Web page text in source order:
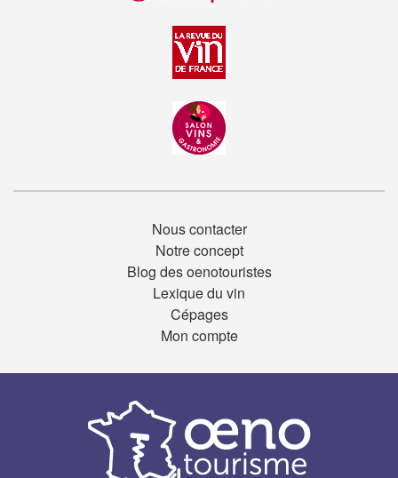
Nous contacter
Notre concept
Blog des oenotouristes
Lexique du vin
Cépages
Mon compte